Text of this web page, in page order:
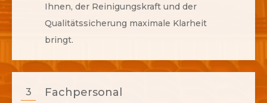
Ihnen, der Reinigungskraft und der
Qualitätssicherung maximale Klarheit
bringt.
3 Fachpersonal